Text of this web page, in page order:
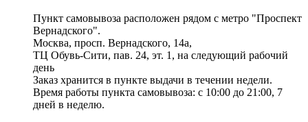
Пункт самовывоза расположен рядом с метро "Проспект
Вернадского".
Москва, просп. Вернадского, 14а,
ТЦ Обувь-Сити, пав. 24, эт. 1, на следующий рабочий
день
Заказ хранится в пункте выдачи в течении недели.
Время работы пункта самовывоза: с 10:00 до 21:00, 7
дней в неделю.